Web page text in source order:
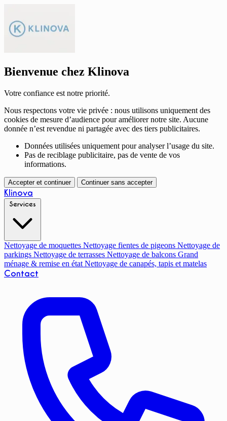
Bienvenue chez Klinova
Votre confiance est notre priorité.
Nous respectons votre vie privée : nous utilisons uniquement des
cookies de mesure d’audience pour améliorer notre site. Aucune
donnée n’est revendue ni partagée avec des tiers publicitaires.
Données utilisées uniquement pour analyser l’usage du site.
Pas de reciblage publicitaire, pas de vente de vos
informations.
Accepter et continuer Continuer sans accepter
Klinova
Nettoyage de moquettes Nettoyage fientes de pigeons Nettoyage de
parkings Nettoyage de terrasses Nettoyage de balcons Grand
ménage & remise en état Nettoyage de canapés, tapis et matelas
Contact